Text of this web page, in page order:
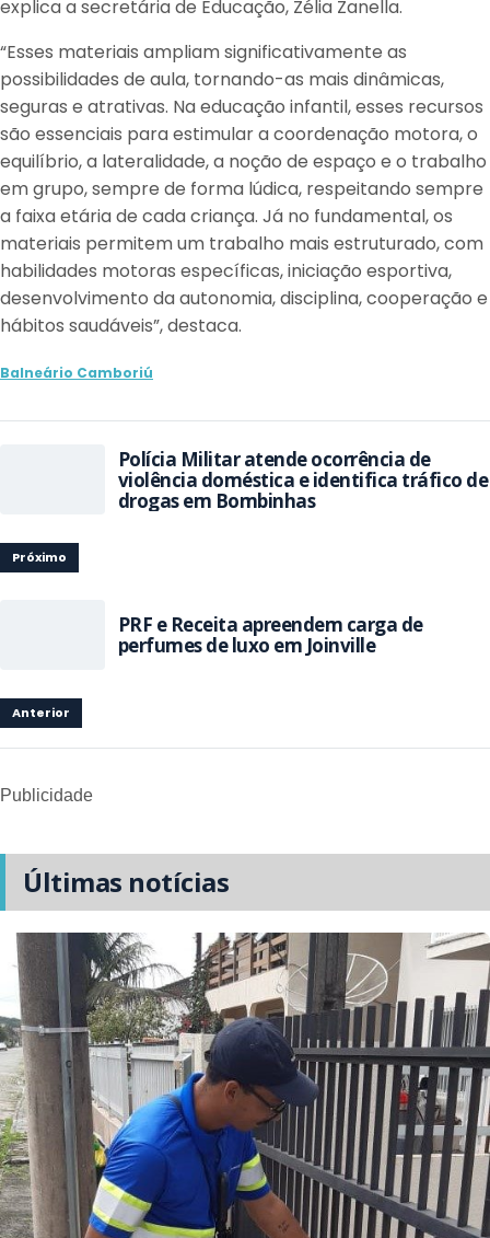
explica a secretária de Educação, Zélia Zanella.
“Esses materiais ampliam significativamente as
possibilidades de aula, tornando-as mais dinâmicas,
seguras e atrativas. Na educação infantil, esses recursos
são essenciais para estimular a coordenação motora, o
equilíbrio, a lateralidade, a noção de espaço e o trabalho
em grupo, sempre de forma lúdica, respeitando sempre
a faixa etária de cada criança. Já no fundamental, os
materiais permitem um trabalho mais estruturado, com
habilidades motoras específicas, iniciação esportiva,
desenvolvimento da autonomia, disciplina, cooperação e
hábitos saudáveis”, destaca.
Balneário Camboriú
Polícia Militar atende ocorrência de
violência doméstica e identifica tráfico de
drogas em Bombinhas
Próximo
PRF e Receita apreendem carga de
perfumes de luxo em Joinville
Anterior
Publicidade
Últimas notícias